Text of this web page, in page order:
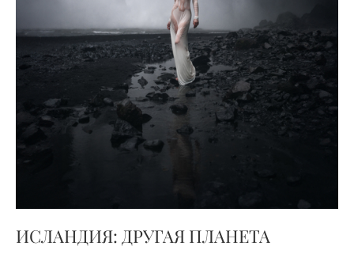
ИСЛАНДИЯ: ДРУГАЯ ПЛАНЕТА